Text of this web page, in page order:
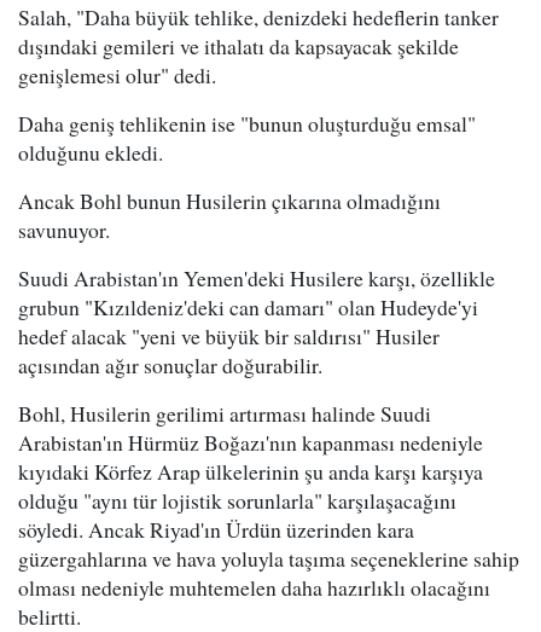
Salah, "Daha büyük tehlike, denizdeki hedeflerin tanker
dışındaki gemileri ve ithalatı da kapsayacak şekilde
genişlemesi olur" dedi.
Daha geniş tehlikenin ise "bunun oluşturduğu emsal"
olduğunu ekledi.
Ancak Bohl bunun Husilerin çıkarına olmadığını
savunuyor.
Suudi Arabistan'ın Yemen'deki Husilere karşı, özellikle
grubun "Kızıldeniz'deki can damarı" olan Hudeyde'yi
hedef alacak "yeni ve büyük bir saldırısı" Husiler
açısından ağır sonuçlar doğurabilir.
Bohl, Husilerin gerilimi artırması halinde Suudi
Arabistan'ın Hürmüz Boğazı'nın kapanması nedeniyle
kıyıdaki Körfez Arap ülkelerinin şu anda karşı karşıya
olduğu "aynı tür lojistik sorunlarla" karşılaşacağını
söyledi. Ancak Riyad'ın Ürdün üzerinden kara
güzergahlarına ve hava yoluyla taşıma seçeneklerine sahip
olması nedeniyle muhtemelen daha hazırlıklı olacağını
belirtti.